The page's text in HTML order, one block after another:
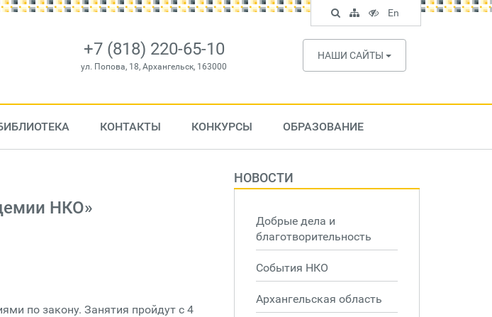
+7 (818) 220-65-10
ул. Попова, 18, Архангельск, 163000
НАШИ САЙТЫ
КОНТАКТЫ КОНКУРСЫ ОБРАЗОВАНИЕ
НКО»
по закону. Занятия пройдут с 4
НОВОСТИ
Добрые дела и
благотворительность
События НКО
Архангельская область
Поиск
по
сайту
Карта
сайта
Версия
для
слабовидящих
En
English